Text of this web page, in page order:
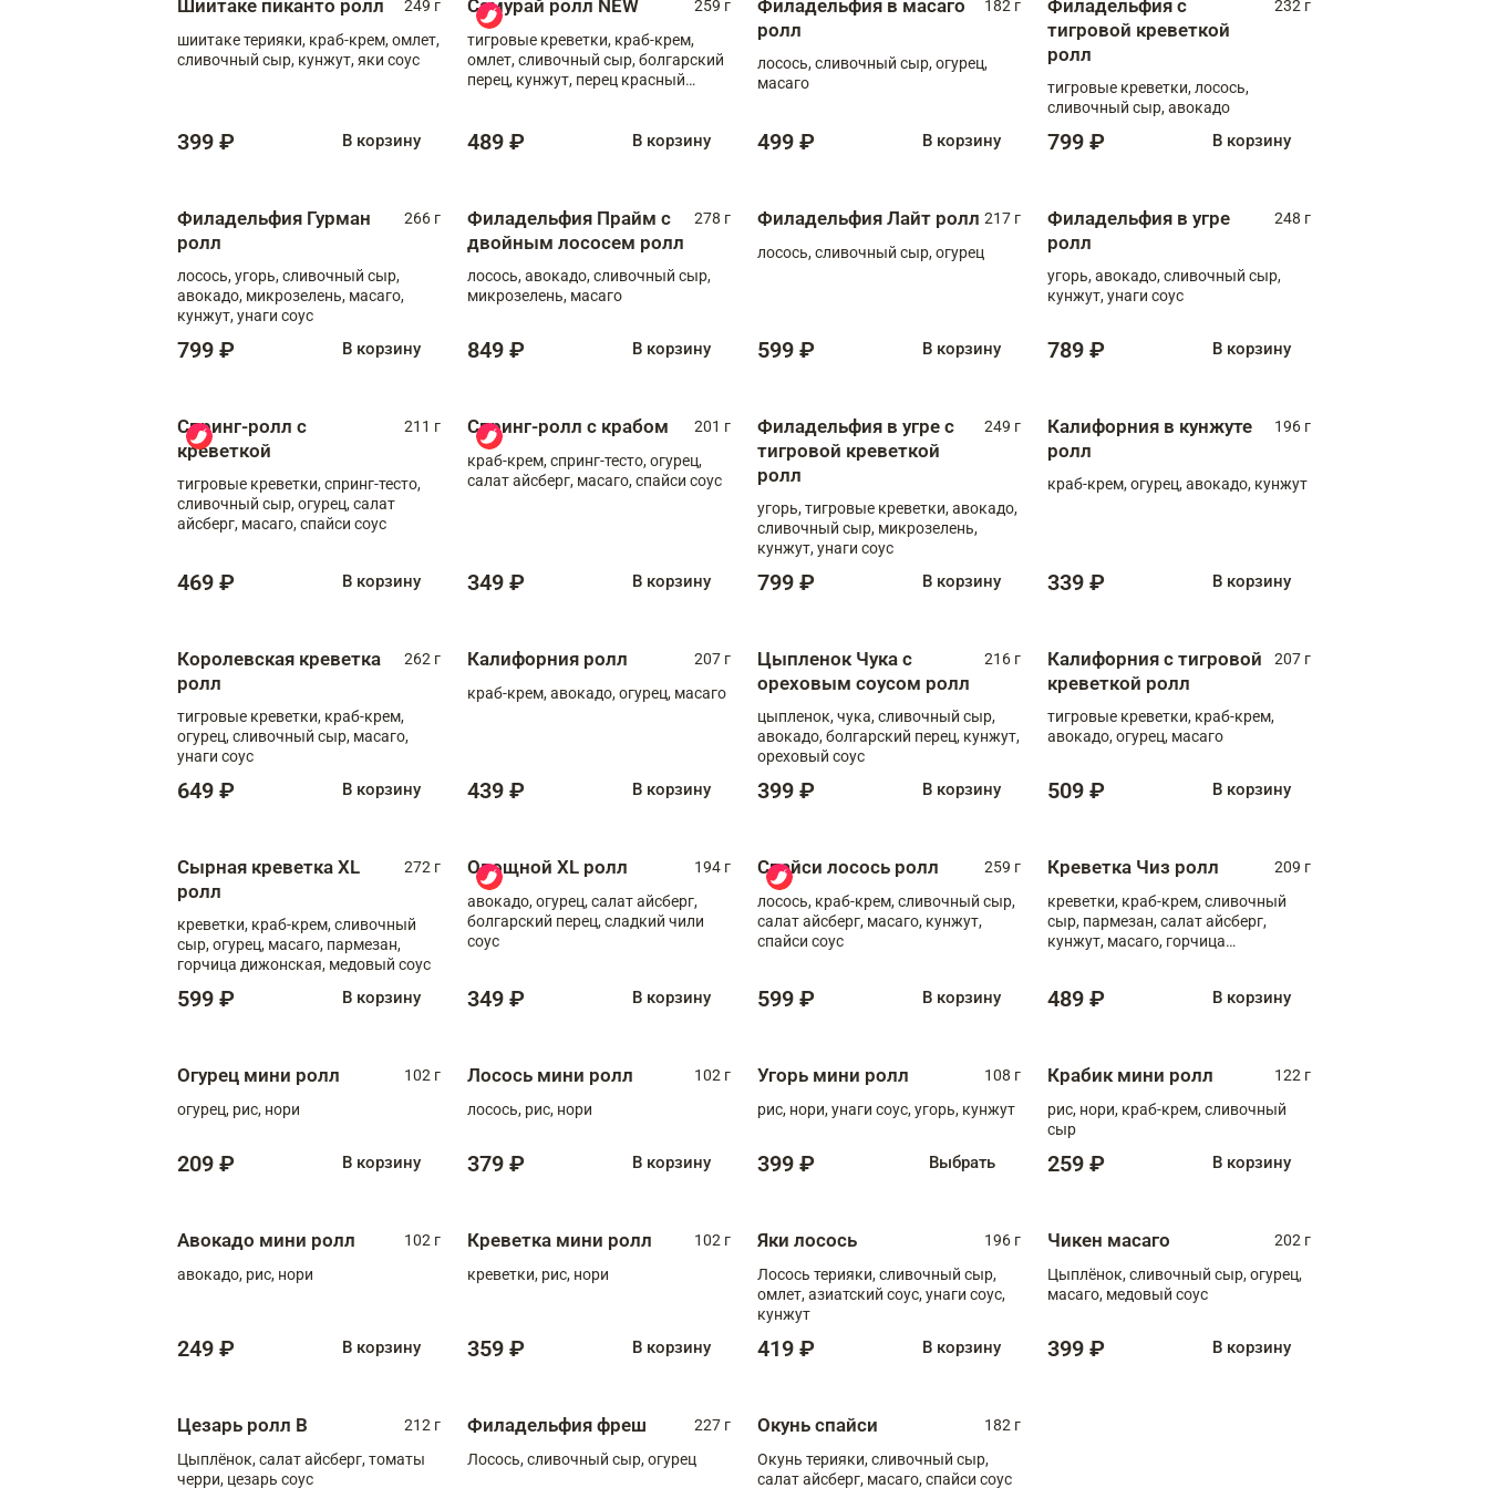
Шиитаке пиканто ролл
249 г
шиитаке терияки, краб-крем, омлет,
сливочный сыр, кунжут, яки соус
399 ₽ В корзину
Самурай ролл NEW
259 г
тигровые креветки, краб-крем,
омлет, сливочный сыр, болгарский
перец, кунжут, перец красный
489 ₽ В корзину
Филадельфия в масаго
ролл
182 г
лосось, сливочный сыр, огурец,
масаго
499 ₽ В корзину
Филадельфия с
тигровой креветкой
ролл
232 г
тигровые креветки, лосось,
сливочный сыр, авокадо
799 ₽ В корзину
Филадельфия Гурман
ролл
266 г
лосось, угорь, сливочный сыр,
авокадо, микрозелень, масаго,
кунжут, унаги соус
799 ₽ В корзину
Филадельфия Прайм с
двойным лососем ролл
278 г
лосось, авокадо, сливочный сыр,
микрозелень, масаго
849 ₽ В корзину
Филадельфия Лайт ролл 217 г
лосось, сливочный сыр, огурец
599 ₽ В корзину
Филадельфия в угре
ролл
248 г
угорь, авокадо, сливочный сыр,
кунжут, унаги соус
789 ₽ В корзину
Спринг-ролл с
креветкой
211 г
тигровые креветки, спринг-тесто,
сливочный сыр, огурец, салат
айсберг, масаго, спайси соус
469 ₽ В корзину
Спринг-ролл с крабом
201 г
краб-крем, спринг-тесто, огурец,
салат айсберг, масаго, спайси соус
349 ₽ В корзину
Филадельфия в угре с
тигровой креветкой
ролл
249 г
угорь, тигровые креветки, авокадо,
сливочный сыр, микрозелень,
кунжут, унаги соус
799 ₽ В корзину
Калифорния в кунжуте
ролл
196 г
краб-крем, огурец, авокадо, кунжут
339 ₽ В корзину
Королевская креветка
ролл
262 г
тигровые креветки, краб-крем,
огурец, сливочный сыр, масаго,
унаги соус
649 ₽ В корзину
Калифорния ролл
207 г
краб-крем, авокадо, огурец, масаго
439 ₽ В корзину
Цыпленок Чука с
ореховым соусом ролл
216 г
цыпленок, чука, сливочный сыр,
авокадо, болгарский перец, кунжут,
ореховый соус
399 ₽ В корзину
Калифорния с тигровой
креветкой ролл
207 г
тигровые креветки, краб-крем,
авокадо, огурец, масаго
509 ₽ В корзину
Сырная креветка XL
ролл
272 г
креветки, краб-крем, сливочный
сыр, огурец, масаго, пармезан,
горчица дижонская, медовый соус
599 ₽ В корзину
Овощной XL ролл
194 г
авокадо, огурец, салат айсберг,
болгарский перец, сладкий чили
соус
349 ₽ В корзину
Спайси лосось ролл
259 г
лосось, краб-крем, сливочный сыр,
салат айсберг, масаго, кунжут,
спайси соус
599 ₽ В корзину
Креветка Чиз ролл
209 г
креветки, краб-крем, сливочный
сыр, пармезан, салат айсберг,
кунжут, масаго, горчица
489 ₽ В корзину
Огурец мини ролл
102 г
огурец, рис, нори
209 ₽ В корзину
Лосось мини ролл
102 г
лосось, рис, нори
379 ₽ В корзину
Угорь мини ролл
108 г
рис, нори, унаги соус, угорь, кунжут
399 ₽ Выбрать
Крабик мини ролл
122 г
рис, нори, краб-крем, сливочный
сыр
259 ₽ В корзину
Авокадо мини ролл
102 г
авокадо, рис, нори
249 ₽ В корзину
Креветка мини ролл
102 г
креветки, рис, нори
359 ₽ В корзину
Яки лосось
196 г
Лосось терияки, сливочный сыр,
омлет, азиатский соус, унаги соус,
кунжут
419 ₽ В корзину
Чикен масаго
202 г
Цыплёнок, сливочный сыр, огурец,
масаго, медовый соус
399 ₽ В корзину
Цезарь ролл В
212 г
Цыплёнок, салат айсберг, томаты
черри, цезарь соус
Филадельфия фреш
227 г
Лосось, сливочный сыр, огурец
Окунь спайси
182 г
Окунь терияки, сливочный сыр,
салат айсберг, масаго, спайси соус